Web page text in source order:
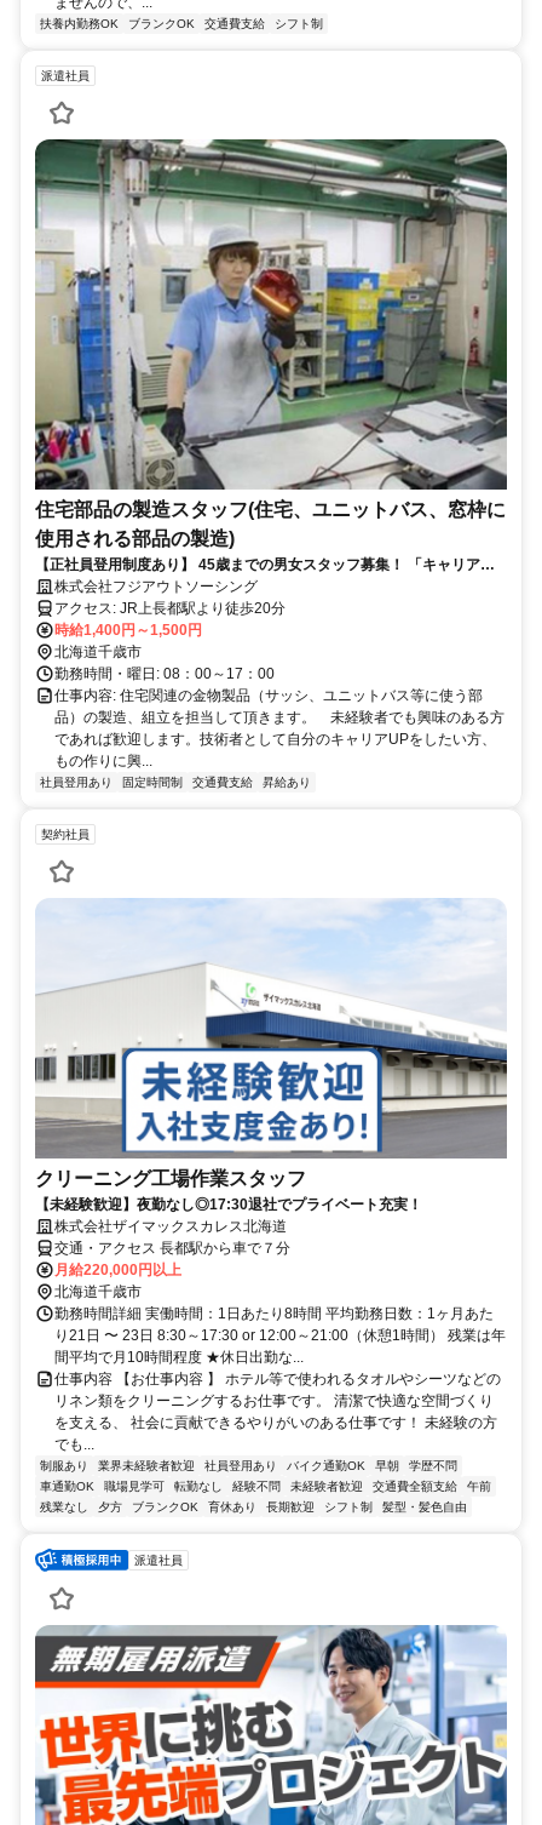
扶養内勤務OK ブランクOK 交通費支給 シフト制
派遣社員
住宅部品の製造スタッフ(住宅、ユニットバス、窓枠に
使用される部品の製造)
【正社員登用制度あり】 45歳までの男女スタッフ募集！ 「キャリアア
ップを目指したい」「製造業の技術・スキル・知識を基礎から身につけ
たい」という方におすすめのお仕事です。 未経験の方も安心してスター
トできる充実した研修制度をご用意。基礎から丁寧に学べる環境で、着
実にスキルアップを目指せます。 さらに、福利厚生も充実。安定した環
境で働きながら、理想のキャリアを築いてみませんか？ あなたのチャレ
ンジをお待ちしています！
株式会社フジアウトソーシング
アクセス: JR上長都駅より徒歩20分
時給1,400円～1,500円
北海道千歳市
勤務時間・曜日: 08：00～17：00
仕事内容: 住宅関連の金物製品（サッシ、ユニットバス等に使う部
品）の製造、組立を担当して頂きます。 未経験者でも興味のある方
であれば歓迎します。技術者として自分のキャリアUPをしたい方、
もの作りに興...
社員登用あり 固定時間制 交通費支給 昇給あり
契約社員
クリーニング工場作業スタッフ
【未経験歓迎】夜勤なし◎17:30退社でプライベート充実！
株式会社ザイマックスカレス北海道
交通・アクセス 長都駅から車で７分
月給220,000円以上
北海道千歳市
勤務時間詳細 実働時間：1日あたり8時間 平均勤務日数：1ヶ月あた
り21日 〜 23日 8:30～17:30 or 12:00～21:00（休憩1時間） 残業は年
間平均で月10時間程度 ★休日出勤な...
仕事内容 【お仕事内容 】 ホテル等で使われるタオルやシーツなどの
リネン類をクリーニングするお仕事です。 清潔で快適な空間づくり
を支える、 社会に貢献できるやりがいのある仕事です！ 未経験の方
でも...
制服あり 業界未経験者歓迎 社員登用あり バイク通勤OK 早朝
学歴不問
車通勤OK
職場見学可 転勤なし 経験不問 未経験者歓迎 交通費全額支給
午前
残業なし
夕方 ブランクOK 育休あり 長期歓迎 シフト制 髪型・髪色自由
派遣社員